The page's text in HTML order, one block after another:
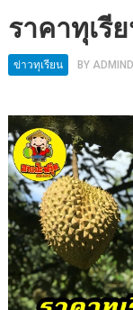
ราคาทุเรี
ข่าวทุเรียน BY